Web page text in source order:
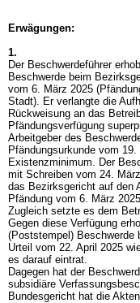
Erwägungen:
1.
Der Beschwerdeführer
Beschwerde beim
vom 6. März 2025
Stadt). Er verlangte die
Rückweisung an das
Pfändungsverfügung
Arbeitgeber des
Pfändungsurkunde vom
Existenzminimum. Der
mit Schreiben vom 24.
das Bezirksgericht auf den
Pfändung vom 6. März
Zugleich setzte es dem
Gegen diese Verfügung
(Poststempel) Beschwerde
Urteil vom 22. April 2025
es darauf eintrat.
Dagegen hat der
subsidiäre
Bundesgericht hat die